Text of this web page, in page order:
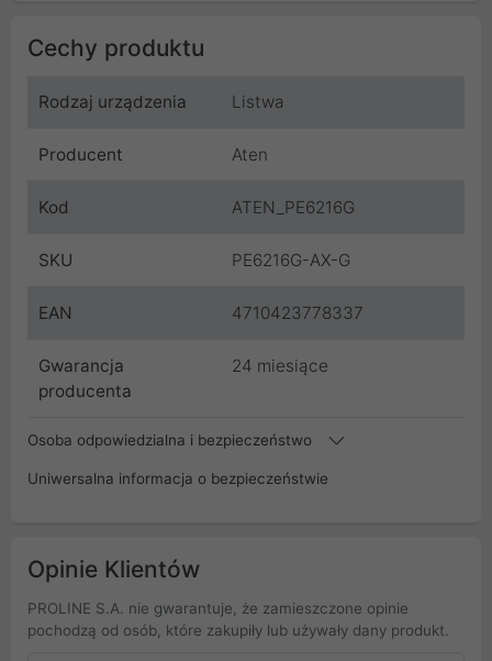
Cechy produktu
Rodzaj urządzenia Listwa
Producent Aten
Kod ATEN_PE6216G
SKU PE6216G-AX-G
EAN 4710423778337
Gwarancja
producenta
24 miesiące
Osoba odpowiedzialna i bezpieczeństwo
Uniwersalna informacja o bezpieczeństwie
Opinie Klientów
PROLINE S.A. nie gwarantuje, że zamieszczone opinie
pochodzą od osób, które zakupiły lub używały dany produkt.